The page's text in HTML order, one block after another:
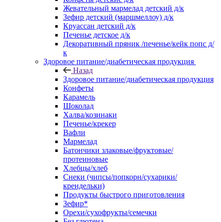
Жевательный мармелад детский д/к
Зефир детский (маршмеллоу) д/к
Круассан детский д/к
Печенье детское д/к
Декоративный пряник /печенье/кейк попс д/
к
Здоровое питание/диабетическая продукция
Назад
Здоровое питание/диабетическая продукция
Конфеты
Карамель
Шоколад
Халва/козинаки
Печенье/крекер
Вафли
Мармелад
Батончики злаковые/фруктовые/
протеиновые
Хлебцы/хлеб
Снеки (чипсы/попкорн/сухарики/
крендельки)
Продукты быстрого приготовления
Зефир*
Орехи/сухофрукты/семечки